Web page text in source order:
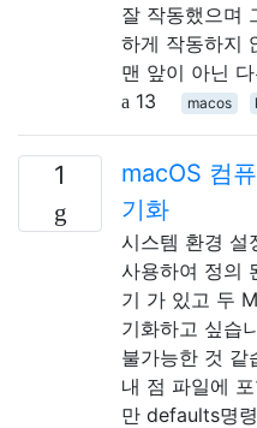
잘 작동했으며
하게 작동하지
맨 앞이 아닌
13
macos
1
macOS 컴
기화
시스템 환경 설
사용하여 정의
기 가 있고 두
기화하고 싶습
불가능한 것 같
내 점 파일에
만 defaults명